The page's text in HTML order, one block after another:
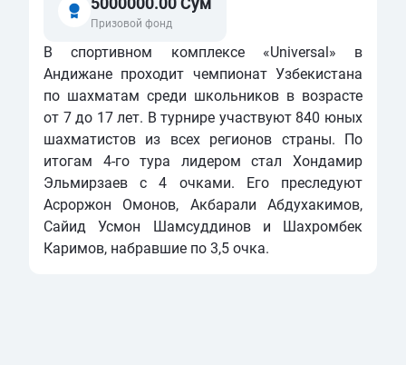
Призовой фонд
В спортивном комплексе «Universal» в
Андижане проходит чемпионат Узбекистана
по шахматам среди школьников в возрасте
от 7 до 17 лет. В турнире участвуют 840 юных
шахматистов из всех регионов страны. По
итогам 4-го тура лидером стал Хондамир
Эльмирзаев с 4 очками. Его преследуют
Асроржон Омонов, Акбарали Абдухакимов,
Сайид Усмон Шамсуддинов и Шахромбек
Каримов, набравшие по 3,5 очка.